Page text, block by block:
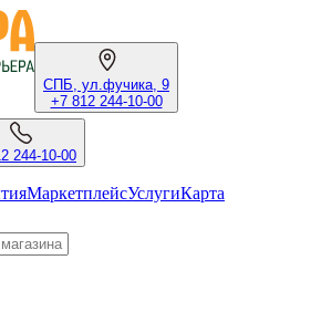
СПБ, ул.фучика, 9
+7 812 244-10-00
244-10-00
МаркетплейсУслугиКарта